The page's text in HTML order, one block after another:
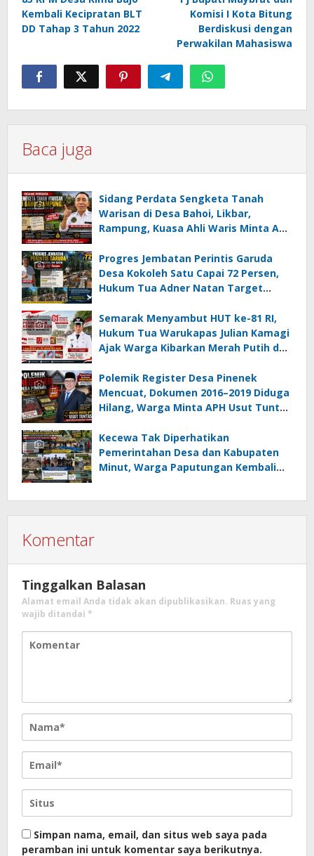
pos
Kembali Kecipratan BLT
DD Tahap 3 Tahun 2022
Komisi I Kota Bitung
Berdiskusi dengan
Perwakilan Mahasiswa
Baca juga
Sidang Perdata Sengketa Tanah
Warisan di Desa Bahoi, Likbar,
Rampung, Kuasa Ahli Waris Minta APH
Korupsi Dandes
Progres Jembatan Perintis Garuda
Desa Kokoleh Satu Capai 72 Persen,
Hukum Tua Adner Natan Target
Semarak Menyambut HUT ke-81 RI,
Hukum Tua Warukapas Julian Kamagi
Ajak Warga Kibarkan Merah Putih dan
Polemik Register Desa Pinenek
Mencuat, Dokumen 2016–2019 Diduga
Hilang, Warga Minta APH Usut Tuntas
Kumtua HK
Kecewa Tak Diperhatikan
Pemerintahan Desa dan Kabupaten
Minut, Warga Paputungan Kembali
Komentar
Tinggalkan Balasan
Alamat email Anda tidak akan dipublikasikan. Ruas yang
wajib ditandai *
Simpan nama, email, dan situs web saya pada
peramban ini untuk komentar saya berikutnya.